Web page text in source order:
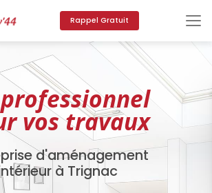
Rappel Gratuit
vos travaux
d'aménagement
à Trignac